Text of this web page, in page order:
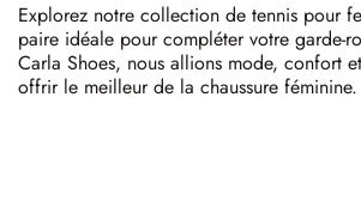
Explorez notre collection de tennis pour
paire idéale pour compléter votre garde-
Carla Shoes, nous allions mode, confort
offrir le meilleur de la chaussure féminine.